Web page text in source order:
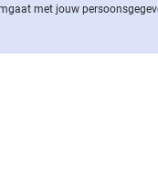
met jouw